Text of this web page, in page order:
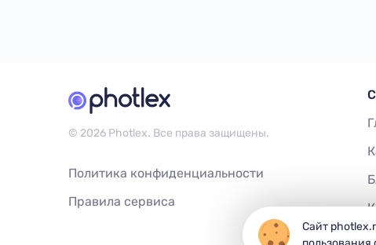
© 2026 Photlex. Все права защищены.
Политика конфиденциальности
Правила сервиса
Сайт